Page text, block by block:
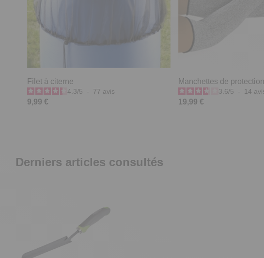
Filet à citerne
4.3/5 - 77 avis
9,99 €
Manchettes de protection
3.6/5 - 14
19,99 €
Derniers articles consultés